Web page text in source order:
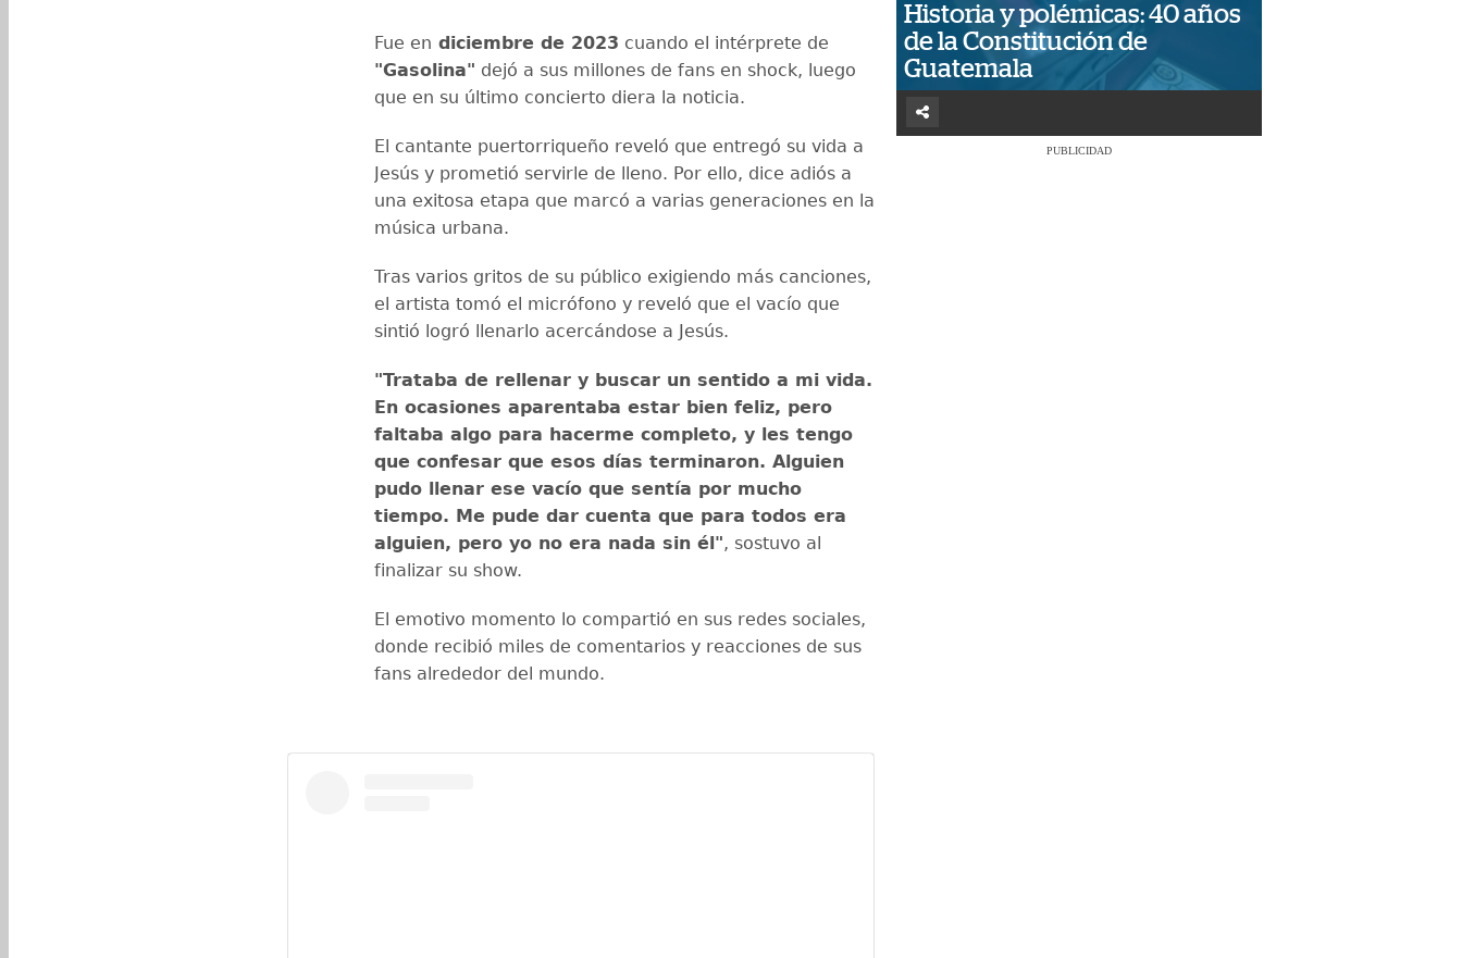
Fue en diciembre de 2023 cuando el intérprete de
"Gasolina" dejó a sus millones de fans en shock, luego
que en su último concierto diera la noticia.
El cantante puertorriqueño reveló que entregó su vida a
Jesús y prometió servirle de lleno. Por ello, dice adiós a
una exitosa etapa que marcó a varias generaciones en la
música urbana.
Tras varios gritos de su público exigiendo más canciones,
el artista tomó el micrófono y reveló que el vacío que
sintió logró llenarlo acercándose a Jesús.
"Trataba de rellenar y buscar un sentido a mi vida.
En ocasiones aparentaba estar bien feliz, pero
faltaba algo para hacerme completo, y les tengo
que confesar que esos días terminaron. Alguien
pudo llenar ese vacío que sentía por mucho
tiempo. Me pude dar cuenta que para todos era
alguien, pero yo no era nada sin él", sostuvo al
finalizar su show.
El emotivo momento lo compartió en sus redes sociales,
donde recibió miles de comentarios y reacciones de sus
fans alrededor del mundo.
Historia y polémicas: 40 años
de la Constitución de
Guatemala
PUBLICIDAD